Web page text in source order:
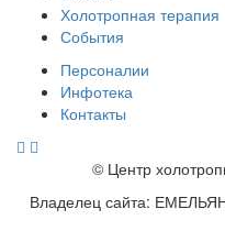
Холотропная терапия
События
Персоналии
Инфотека
Контакты
© Центр
Владелец сайта: